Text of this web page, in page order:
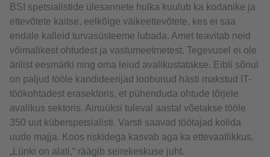
BSI spetsialistide ülesannete hulka kuulub ka kodanike ja
ettevõtete kaitse, eelkõige väikeettevõtete, kes ei saa
endale kalleid turvasüsteeme lubada. Amet teavitab neid
võimalikest ohtudest ja vastumeetmetest. Tegevusel ei ole
ärilist eesmärki ning oma leiud avalikustatakse. Eibli sõnul
on paljud tööle kandideerijad loobunud hästi makstud IT-
töökohtadest erasektoris, et pühenduda ohtude tõrjele
avalikus sektoris. Ainuüksi tuleval aastal võetakse tööle
350 uut küberspetsialisti. Varsti saavad töötajad kolida
uude majja. Koos riskidega kasvab aga ka ettevaatlikkus.
„Lünki on alati,“ räägib seirekeskuse juht.